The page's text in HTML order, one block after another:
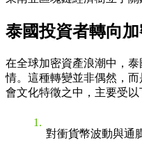
泰國投資者轉向
在全球加密資產浪潮中，
情。這種轉變並非偶然，
會文化特徵之中，主要受以
對衝貨幣波動與通